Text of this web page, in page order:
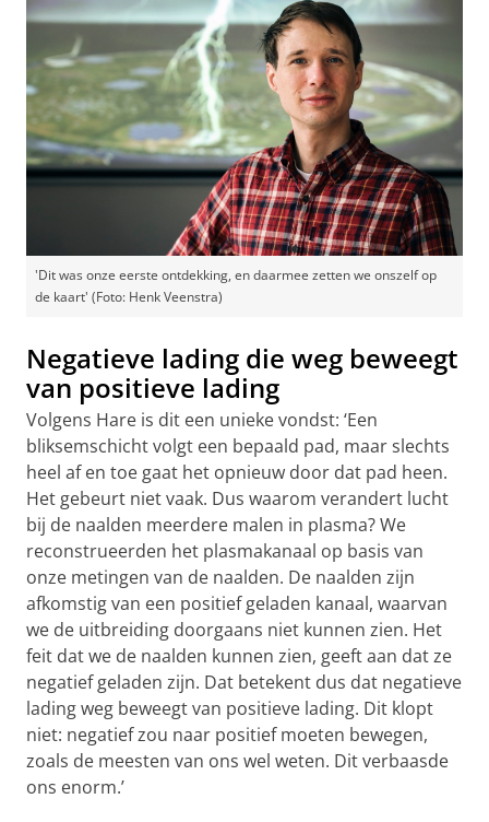
'Dit was onze eerste ontdekking, en daarmee zetten we onszelf op
de kaart' (Foto: Henk Veenstra)
Negatieve lading die weg beweegt
van positieve lading
Volgens Hare is dit een unieke vondst: ‘Een
bliksemschicht volgt een bepaald pad, maar slechts
heel af en toe gaat het opnieuw door dat pad heen.
Het gebeurt niet vaak. Dus waarom verandert lucht
bij de naalden meerdere malen in plasma? We
reconstrueerden het plasmakanaal op basis van
onze metingen van de naalden. De naalden zijn
afkomstig van een positief geladen kanaal, waarvan
we de uitbreiding doorgaans niet kunnen zien. Het
feit dat we de naalden kunnen zien, geeft aan dat ze
negatief geladen zijn. Dat betekent dus dat negatieve
lading weg beweegt van positieve lading. Dit klopt
niet: negatief zou naar positief moeten bewegen,
zoals de meesten van ons wel weten. Dit verbaasde
ons enorm.’